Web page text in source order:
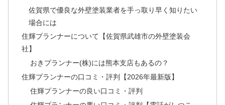
佐賀県で優良な外壁塗装業者を手っ取り早く知りたい
場合には
住輝プランナーについて【佐賀県武雄市の外壁塗装会
社】
おきプランナー(株)には熊本支店もあるの？
住輝プランナーの口コミ・評判【2026年最新版】
住輝プランナーの良い口コミ・評判